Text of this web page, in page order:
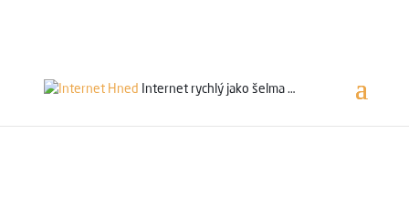
Internet rychlý jako šelma …